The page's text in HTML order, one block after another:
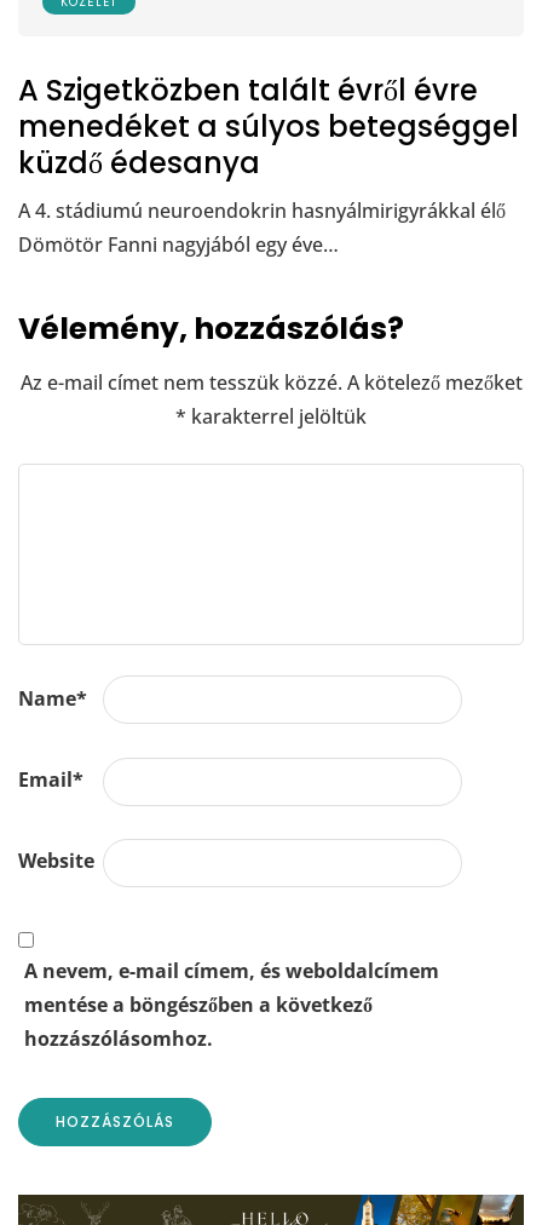
A Szigetközben talált évről évre
menedéket a súlyos betegséggel
küzdő édesanya
A 4. stádiumú neuroendokrin hasnyálmirigyrákkal élő
Dömötör Fanni nagyjából egy éve…
Vélemény, hozzászólás?
Az e-mail címet nem tesszük közzé. A kötelező mezőket
* karakterrel jelöltük
Name*
Email*
Website
A nevem, e-mail címem, és weboldalcímem
mentése a böngészőben a következő
hozzászólásomhoz.